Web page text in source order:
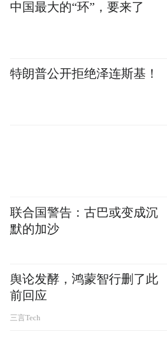
中国最大的“环”，要来了
特朗普公开拒绝泽连斯基！
联合国警告：古巴或变成沉
默的加沙
舆论发酵，鸿蒙智行删了此
前回应
三言Tech